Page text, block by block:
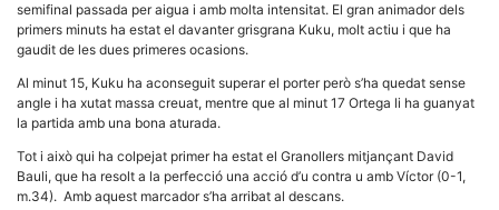
semifinal passada per aigua i amb molta intensitat. El gran animador dels
primers minuts ha estat el davanter grisgrana Kuku, molt actiu i que ha
gaudit de les dues primeres ocasions.
Al minut 15, Kuku ha aconseguit superar el porter però s’ha quedat sense
angle i ha xutat massa creuat, mentre que al minut 17 Ortega li ha guanyat
la partida amb una bona aturada.
Tot i això qui ha colpejat primer ha estat el Granollers mitjançant David
Bauli, que ha resolt a la perfecció una acció d’u contra u amb Víctor (0-1,
m.34). Amb aquest marcador s’ha arribat al descans.
Estadístiques
Recopilem
de manera
anònima d'ús
del lloc web
i la seva
estructura.